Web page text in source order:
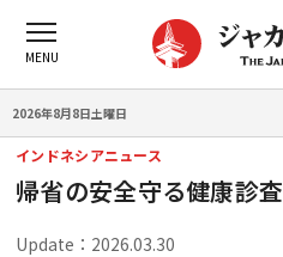
2026年8月8日土曜日
インドネシアニュース
帰省の安全守る健康診査
Update：2026.03.30